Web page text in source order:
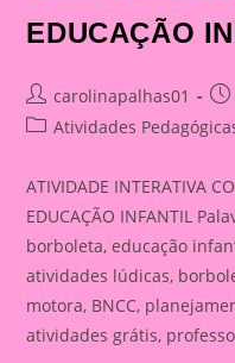
EDUCAÇÃO
Post
author:
carolinapalhas01
PostAtividades
ATIVIDADE INTERATIVA
EDUCAÇÃO INFANTIL
borboleta, educação
atividades lúdicas,
motora, BNCC,
atividades grátis,